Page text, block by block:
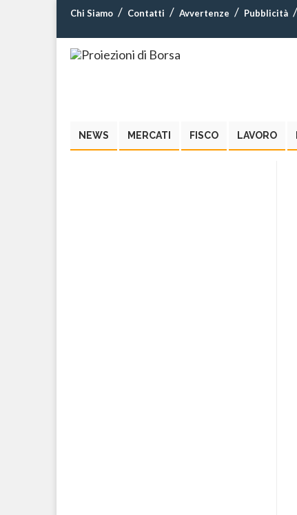
Chi Siamo Contatti Avvertenze Pubblicità
NEWS MERCATI FISCO LAVORO